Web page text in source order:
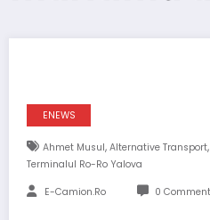
ENEWS
Ahmet Musul, Alternative Transport,
Terminalul Ro-Ro Yalova
E-Camion.ro 0